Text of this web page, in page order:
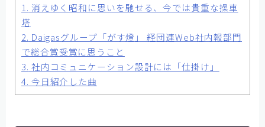
事例について知りたい
各社の動機をまとめました
お客様の声をまとめました
【神戸製鋼所様】
【住友ゴム工業様①】
1. 消えゆく昭和に思いを馳せる、今では貴重な操車
塔
2. Daigasグループ「がす燈」 経団連Web社内報部門
で総合賞受賞に思うこと
3. 社内コミュニケーション設計には「仕掛け」
4. 今日紹介した曲